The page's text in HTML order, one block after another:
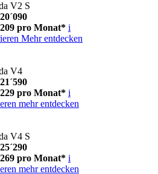
V2 S
pro Monat* i
Mehr entdecken
V4
pro Monat* i
mehr entdecken
V4 S
pro Monat* i
mehr entdecken